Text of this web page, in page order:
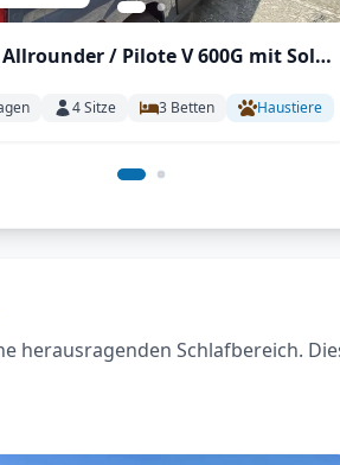
/ Pilote V 600G mit Solar
4Sitze 3 Betten Haustiere
herausragenden Schlafbereich.